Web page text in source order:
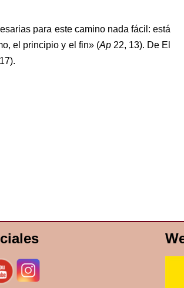
para este camino nada fácil: está
el principio y el fin» (Ap22, 13). De El